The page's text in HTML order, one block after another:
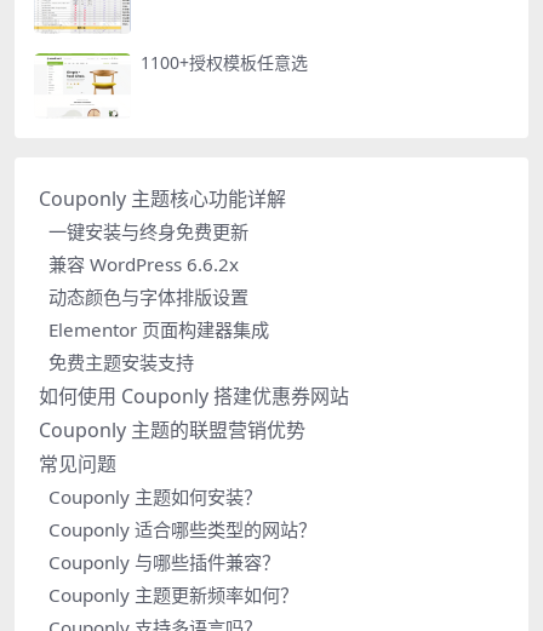
1100+授权模板任意选
Couponly 主题核心功能详解
一键安装与终身免费更新
兼容 WordPress 6.6.2x
动态颜色与字体排版设置
Elementor 页面构建器集成
免费主题安装支持
如何使用 Couponly 搭建优惠券网站
Couponly 主题的联盟营销优势
常见问题
Couponly 主题如何安装？
Couponly 适合哪些类型的网站？
Couponly 与哪些插件兼容？
Couponly 主题更新频率如何？